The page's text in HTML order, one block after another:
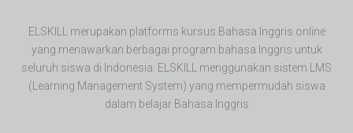
ELSKILL merupakan platforms kursus Bahasa Inggris online
yang menawarkan berbagai program bahasa Inggris untuk
seluruh siswa di Indonesia. ELSKILL menggunakan sistem LMS
(Learning Management System) yang mempermudah siswa
dalam belajar Bahasa Inggris